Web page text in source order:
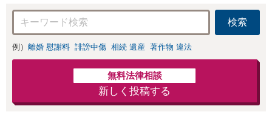
検索
例） 離婚 慰謝料 誹謗中傷 相続 遺産 著作物 違法
無料法律相談
新しく投稿する